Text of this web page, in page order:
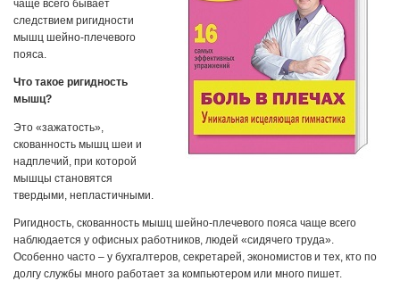
чаще всего бывает
следствием ригидности
мышц шейно-плечевого
пояса.
Что такое ригидность
мышц?
Это «зажатость»,
скованность мышц шеи и
надплечий, при которой
мышцы становятся
твердыми, непластичными.
Ригидность, скованность мышц шейно-плечевого пояса чаще всего
наблюдается у офисных работников, людей «сидячего труда».
Особенно часто – у бухгалтеров, секретарей, экономистов и тех, кто по
долгу службы много работает за компьютером или много пишет.